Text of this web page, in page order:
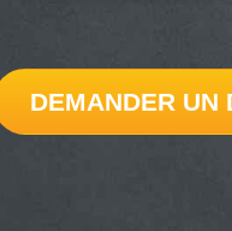
DEMANDER UN